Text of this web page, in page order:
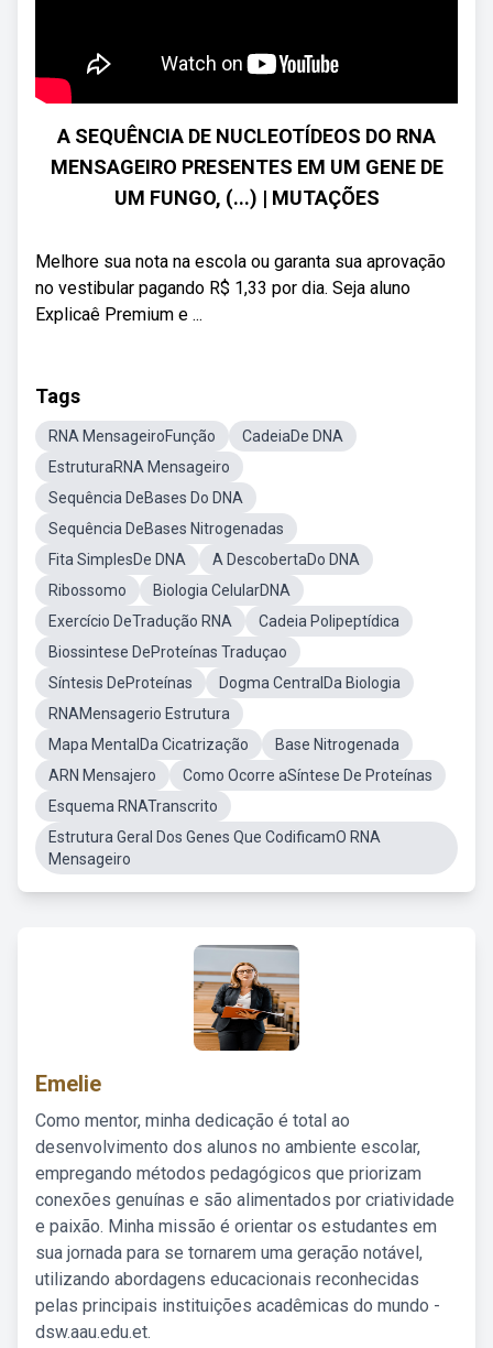
A SEQUÊNCIA DE NUCLEOTÍDEOS DO RNA
MENSAGEIRO PRESENTES EM UM GENE DE
UM FUNGO, (...) | MUTAÇÕES
Melhore sua nota na escola ou garanta sua aprovação
no vestibular pagando R$ 1,33 por dia. Seja aluno
Explicaê Premium e ...
Tags
RNA MensageiroFunção
CadeiaDe DNA
EstruturaRNA Mensageiro
Sequência DeBases Do DNA
Sequência DeBases Nitrogenadas
Fita SimplesDe DNA
A DescobertaDo DNA
Ribossomo
Biologia CelularDNA
Exercício DeTradução RNA
Cadeia Polipeptídica
Biossintese DeProteínas Traduçao
Síntesis DeProteínas
Dogma CentralDa Biologia
RNAMensagerio Estrutura
Mapa MentalDa Cicatrização
Base Nitrogenada
ARN Mensajero
Como Ocorre aSíntese De Proteínas
Esquema RNATranscrito
Estrutura Geral Dos Genes Que CodificamO RNA
Mensageiro
Emelie
Como mentor, minha dedicação é total ao
desenvolvimento dos alunos no ambiente escolar,
empregando métodos pedagógicos que priorizam
conexões genuínas e são alimentados por criatividade
e paixão. Minha missão é orientar os estudantes em
sua jornada para se tornarem uma geração notável,
utilizando abordagens educacionais reconhecidas
pelas principais instituições acadêmicas do mundo -
dsw.aau.edu.et.